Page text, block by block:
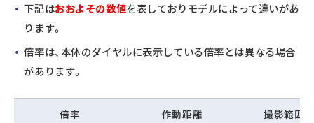
下記はおおよその数値を表しておりモデルによって違いがあ
ります。
倍率は、本体のダイヤルに表示している倍率とは異なる場合
があります。
倍率
作動距離
撮影範囲（